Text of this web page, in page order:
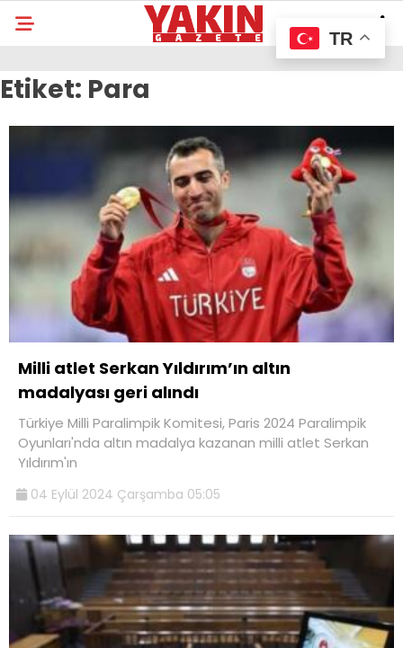
Etiket: Para
Milli atlet Serkan Yıldırım’ın altın
madalyası geri alındı
Türkiye Milli Paralimpik Komitesi, Paris 2024 Paralimpik
Oyunları'nda altın madalya kazanan milli atlet Serkan
Yıldırım'ın
04 Eylül 2024 Çarşamba 05:05
TR